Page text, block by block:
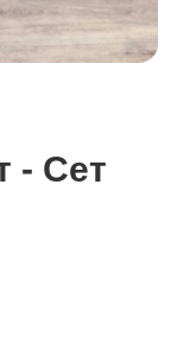
- Сет